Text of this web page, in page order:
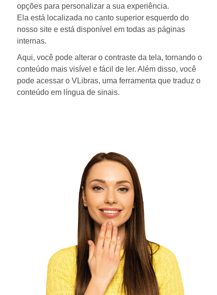
opções para personalizar a sua experiência.
Ela está localizada no canto superior esquerdo do
nosso site e está disponível em todas as páginas
internas.
Aqui, você pode alterar o contraste da tela, tornando o
conteúdo mais visível e fácil de ler. Além disso, você
pode acessar o VLibras, uma ferramenta que traduz o
conteúdo em língua de sinais.